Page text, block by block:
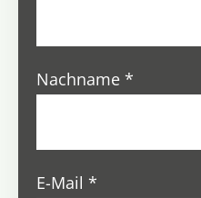
Nachname*
E-Mail*